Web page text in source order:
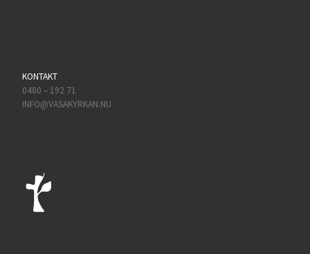
KONTAKT
0480 – 192 71
INFO@VASAKYRKAN.NU